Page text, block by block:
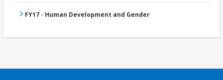
FY17 - Human Development and Gender